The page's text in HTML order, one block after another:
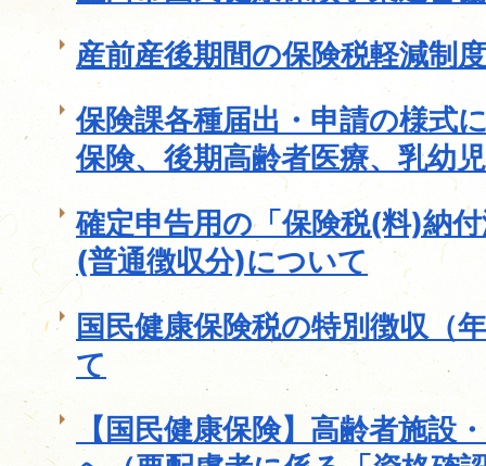
産前産後期間の保険税軽減制
保険課各種届出・申請の様式
保険、後期高齢者医療、乳幼
確定申告用の「保険税(料)納
(普通徴収分)について
国民健康保険税の特別徴収（
て
【国民健康保険】高齢者施設